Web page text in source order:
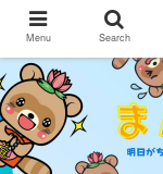
Menu Search